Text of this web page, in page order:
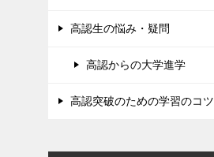
高認生の悩み・疑問
高認からの大学進学
高認突破のための学習のコツ